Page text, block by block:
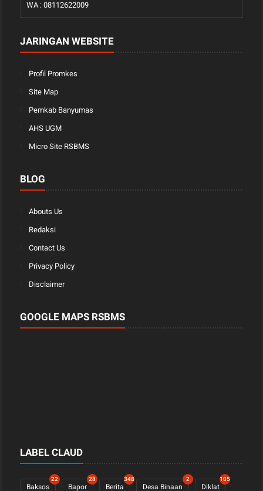
WA : 08112622009
JARINGAN WEBSITE
Profil Promkes
Site Map
Pemkab Banyumas
AHS UGM
Micro Site RSBMS
BLOG
Abouts Us
Redaksi
Contact Us
Privacy Policy
Disclaimer
GOOGLE MAPS RSBMS
LABEL CLAUD
Baksos
22
Bapor
28
Berita
348
Desa Binaan
2
Diklat
105